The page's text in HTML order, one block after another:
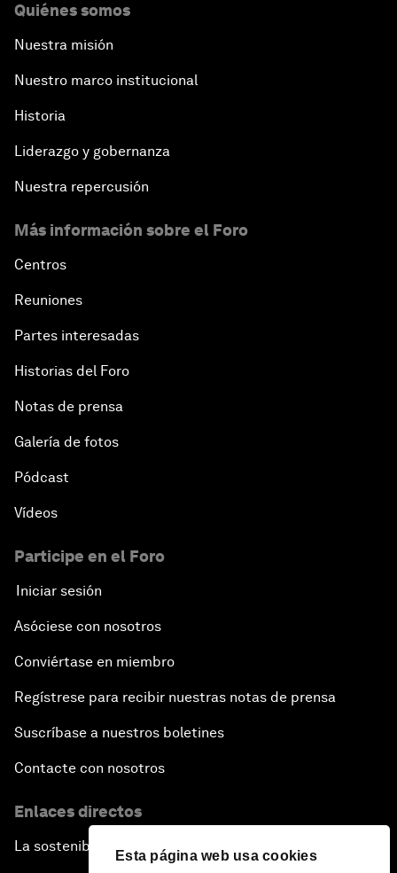
Esta página web usa cookies
Quiénes somos
Nuestra misión
Nuestro marco institucional
Historia
Liderazgo y gobernanza
Nuestra repercusión
Más información sobre el Foro
Centros
Reuniones
Partes interesadas
Historias del Foro
Notas de prensa
Galería de fotos
Pódcast
Vídeos
Participe en el Foro
Iniciar sesión
Asóciese con nosotros
Conviértase en miembro
Regístrese para recibir nuestras notas de prensa
Suscríbase a nuestros boletines
Contacte con nosotros
Enlaces directos
La sostenibilidad en el Foro